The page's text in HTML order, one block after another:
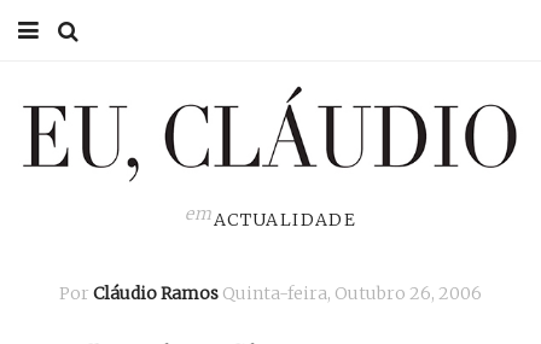
EU CLÁUDIO
emACTUALIDADE
Por Cláudio Ramos Quinta-feira, Outubro 26, 2006